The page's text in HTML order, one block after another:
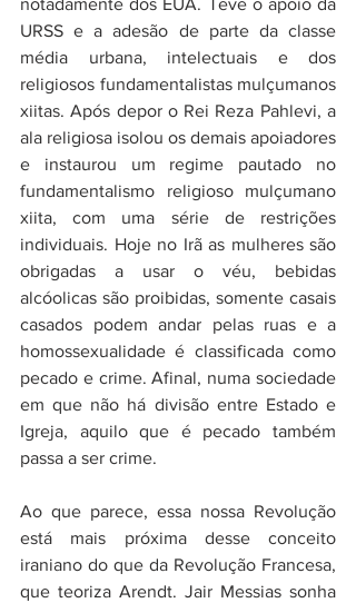
notadamente dos EUA. Teve o apoio da
URSS e a adesão de parte da classe
média urbana, intelectuais e dos
religiosos fundamentalistas mulçumanos
xiitas. Após depor o Rei Reza Pahlevi, a
ala religiosa isolou os demais apoiadores
e instaurou um regime pautado no
fundamentalismo religioso mulçumano
xiita, com uma série de restrições
individuais. Hoje no Irã as mulheres são
obrigadas a usar o véu, bebidas
alcóolicas são proibidas, somente casais
casados podem andar pelas ruas e a
homossexualidade é classificada como
pecado e crime. Afinal, numa sociedade
em que não há divisão entre Estado e
Igreja, aquilo que é pecado também
passa a ser crime.
Ao que parece, essa nossa Revolução
está mais próxima desse conceito
iraniano do que da Revolução Francesa,
que teoriza Arendt. Jair Messias sonha